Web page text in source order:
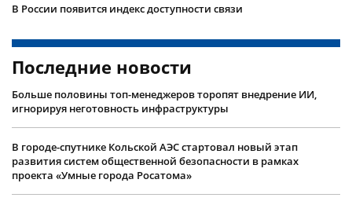
В России появится индекс доступности связи
Последние новости
Больше половины топ-менеджеров торопят внедрение ИИ,
игнорируя неготовность инфраструктуры
В городе-спутнике Кольской АЭС стартовал новый этап
развития систем общественной безопасности в рамках
проекта «Умные города Росатома»